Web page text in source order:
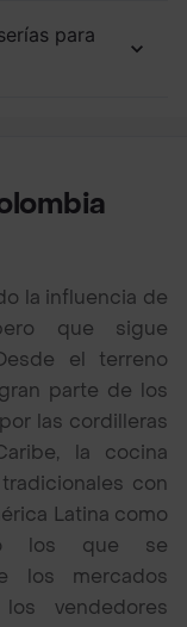
para
la influencia de
que sigue
el terreno
parte de los
las cordilleras
la cocina
con
Latina como
los que se
los mercados
vendedores